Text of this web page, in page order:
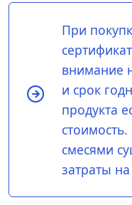
При
внимание
и срок
продукта
смесями
затраты